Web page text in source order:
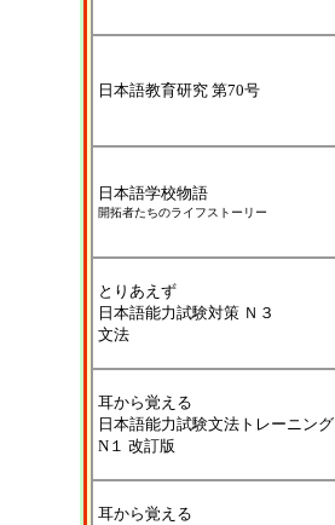
日本語教育研究 第70号
日本語学校物語
開拓者たちのライフストーリー
とりあえず
日本語能力試験対策 Ｎ３
文法
耳から覚える
日本語能力試験文法トレーニング
N１ 改訂版
耳から覚える